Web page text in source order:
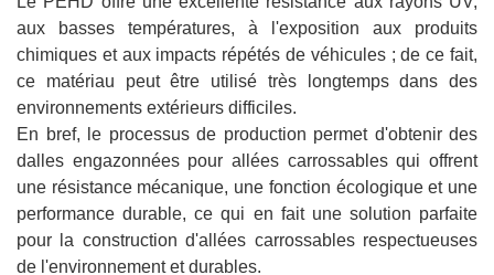
aux basses températures, à l'exposition aux produits
chimiques et aux impacts répétés de véhicules ; de ce fait,
ce matériau peut être utilisé très longtemps dans des
environnements extérieurs difficiles.
En bref, le processus de production permet d'obtenir des
dalles engazonnées pour allées carrossables qui offrent
une résistance mécanique, une fonction écologique et une
performance durable, ce qui en fait une solution parfaite
pour la construction d'allées carrossables respectueuses
de l'environnement et durables.